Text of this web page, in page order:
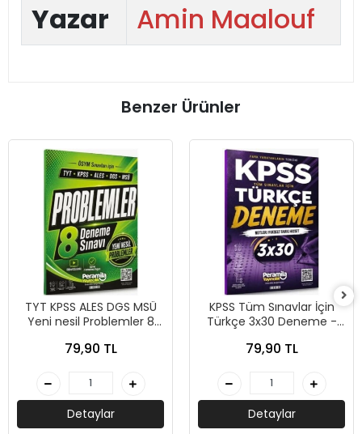
Yazar Amin Maalouf
Benzer Ürünler
TYT KPSS ALES DGS MSÜ
Yeni nesil Problemler 8
Yayıncılık
79,90 TL
Detaylar
KPSS Tüm Sınavlar İçin
Türkçe 3x30 Deneme -
79,90 TL
Detaylar